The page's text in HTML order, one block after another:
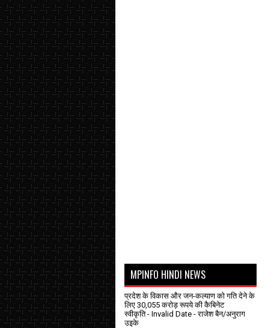
MPINFO HINDI NEWS
प्रदेश के विकास और जन-कल्याण को गति देने के
लिए 30,055 करोड़ रूपये की कैबिनेट
स्वीकृति- Invalid Date - राजेश बैन/अनुराग
उइके